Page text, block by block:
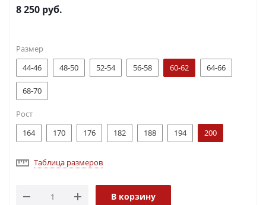
8 250 руб.
Размер
44-46
48-50 52-54 56-58 60-62 64-66
68-70
Рост
164
170 176 182 188 194 200
Таблица размеров
В корзину